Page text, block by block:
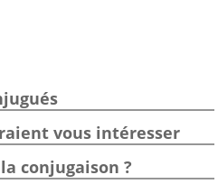
vous intéresser
conjugaison ?